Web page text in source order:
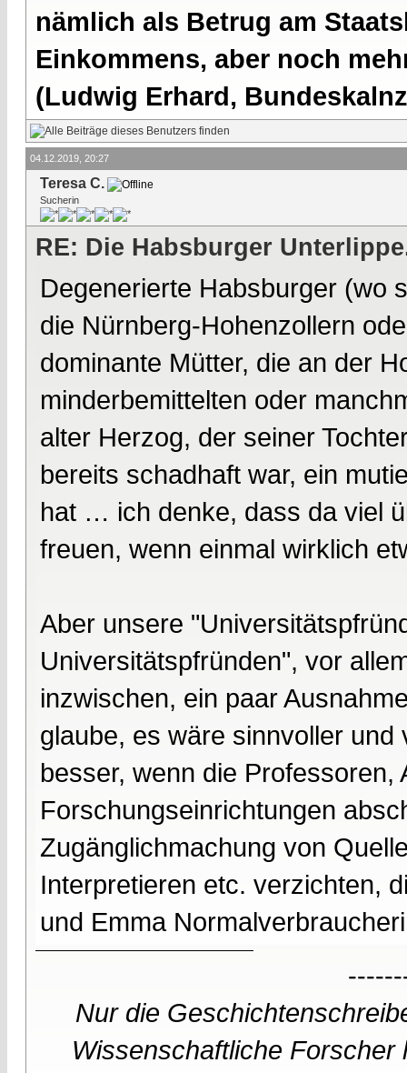
nämlich als Betrug am
Einkommens, aber noch
(Ludwig Erhard,
04.12.2019, 20:27
Teresa C.
Sucherin
RE: Die Habsburger
Degenerierte Habsburger (wo
die Nürnberg-Hohenzollern
dominante Mütter, die an der
minderbemittelten oder
alter Herzog, der seiner
bereits schadhaft war, ein
hat … ich denke, dass da viel
freuen, wenn einmal wirklich
Aber unsere
Universitätspfründen", vor
inzwischen, ein paar
glaube, es wäre sinnvoller
besser, wenn die Professoren,
Forschungseinrichtungen
Zugänglichmachung von
Interpretieren etc. verzichten,
und Emma
Nur die
Wissenschaftliche